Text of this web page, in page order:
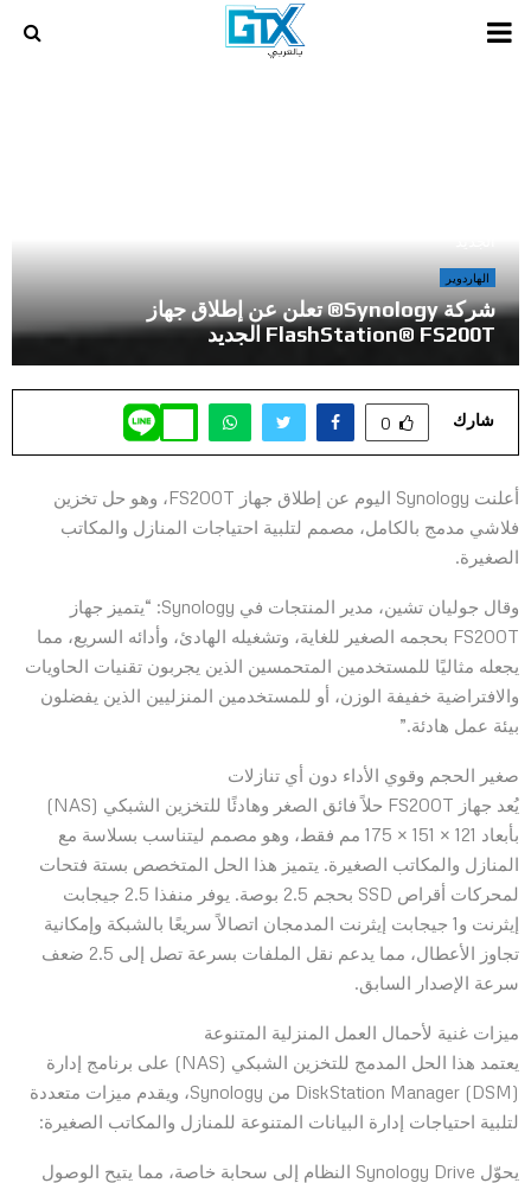
PRIMARY
الهاردوير
شركة Synology® تعلن عن إطلاق جهاز
FlashStation® FS200T الجديد
شارك 0
أعلنت Synology اليوم عن إطلاق جهاز FS200T، وهو حل تخزين
فلاشي مدمج بالكامل، مصمم لتلبية احتياجات المنازل والمكاتب
الصغيرة.
وقال جوليان تشين، مدير المنتجات في Synology: “يتميز جهاز
FS200T بحجمه الصغير للغاية، وتشغيله الهادئ، وأدائه السريع، مما
يجعله مثاليًا للمستخدمين المتحمسين الذين يجربون تقنيات الحاويات
والافتراضية خفيفة الوزن، أو للمستخدمين المنزليين الذين يفضلون
بيئة عمل هادئة.”
صغير الحجم وقوي الأداء دون أي تنازلات
يُعد جهاز FS200T حلاً فائق الصغر وهادئًا للتخزين الشبكي (NAS)
بأبعاد 121 × 151 × 175 مم فقط، وهو مصمم ليتناسب بسلاسة مع
المنازل والمكاتب الصغيرة. يتميز هذا الحل المتخصص بستة فتحات
لمحركات أقراص SSD بحجم 2.5 بوصة. يوفر منفذا 2.5 جيجابت
إيثرنت و1 جيجابت إيثرنت المدمجان اتصالاً سريعًا بالشبكة وإمكانية
تجاوز الأعطال، مما يدعم نقل الملفات بسرعة تصل إلى 2.5 ضعف
سرعة الإصدار السابق.
ميزات غنية لأحمال العمل المنزلية المتنوعة
يعتمد هذا الحل المدمج للتخزين الشبكي (NAS) على برنامج إدارة
DiskStation Manager (DSM) من Synology، ويقدم ميزات متعددة
لتلبية احتياجات إدارة البيانات المتنوعة للمنازل والمكاتب الصغيرة:
يحوّل Synology Drive النظام إلى سحابة خاصة، مما يتيح الوصول